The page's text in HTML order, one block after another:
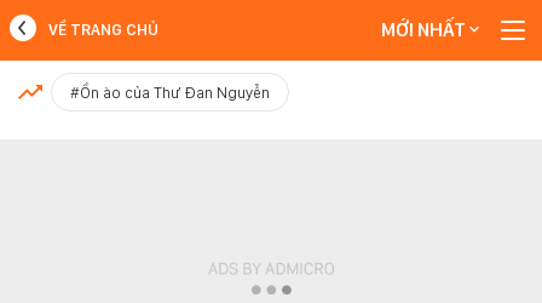
MỚI NHẤT
VỀ TRANG CHỦ MỚI NHẤT
#Ồn ào của Thư Đan Nguyễn